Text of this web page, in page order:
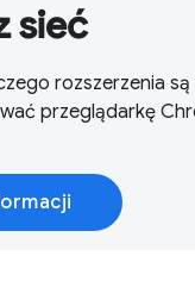
sieć
rozszerzenia
przeglądarkę